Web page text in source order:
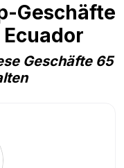
Geschäfte
Geschäfte 65